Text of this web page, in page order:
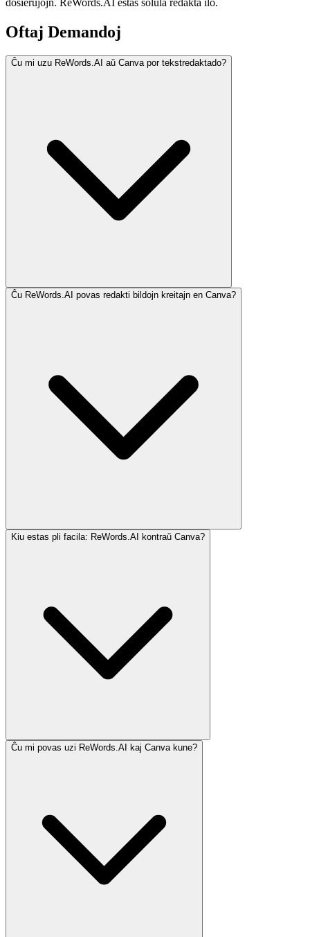
dosierujojn. ReWords.AI estas solula redakta ilo.
Oftaj Demandoj
Ĉu mi uzu ReWords.AI aŭ Canva por tekstredaktado?
Ĉu ReWords.AI povas redakti bildojn kreitajn en Canva?
Kiu estas pli facila: ReWords.AI kontraŭ Canva?
Ĉu mi povas uzi ReWords.AI kaj Canva kune?